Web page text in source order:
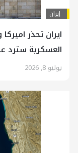
إيران
ايران تحذر
العسكرية سترد
يوليو 8, 2026